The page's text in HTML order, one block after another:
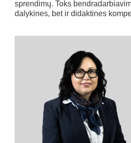
sprendimų. Toks
dalykines, bet ir didaktines